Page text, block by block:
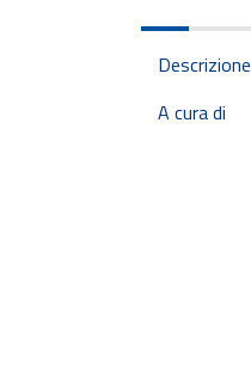
Descrizione
A cura di